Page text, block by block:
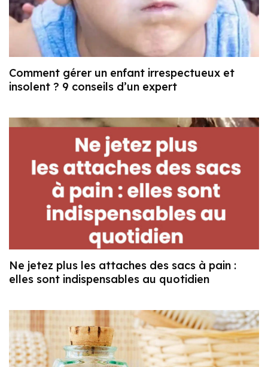
Comment gérer un enfant irrespectueux et
insolent ? 9 conseils d’un expert
Ne jetez plus les attaches des sacs à pain :
elles sont indispensables au quotidien